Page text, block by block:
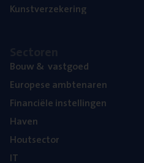
Kunst­ver­ze­ke­ring
Bouw& vastgoed
Euro­pe­se ambtenaren
Finan­ci­ë­le instellingen
Haven
Hout­sec­tor
IT